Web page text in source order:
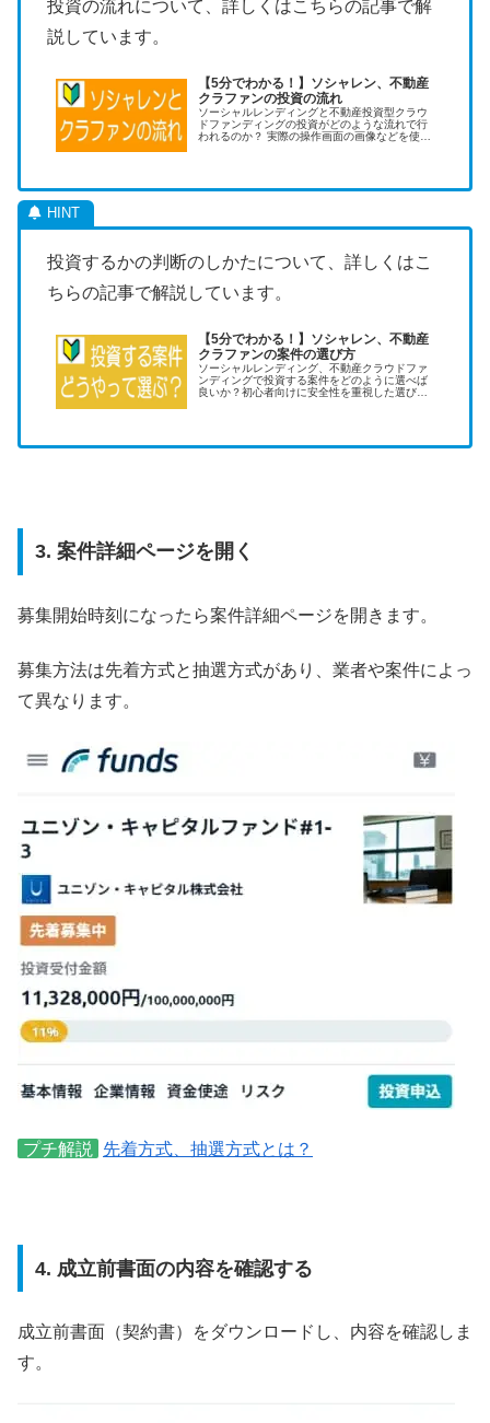
投資の流れについて、詳しくはこちらの記事で解
説しています。
【5分でわかる！】ソシャレン、不動産
クラファンの投資の流れ
ソーシャルレンディングと不動産投資型クラウ
ドファンディングの投資がどのような流れで行
われるのか？ 実際の操作画面の画像などを使
投資するかの判断のしかたについて、詳しくはこ
ちらの記事で解説しています。
【5分でわかる！】ソシャレン、不動産
クラファンの案件の選び方
ソーシャルレンディング、不動産クラウドファ
ンディングで投資する案件をどのように選べば
良いか？初心者向けに安全性を重視した選び方
3. 案件詳細ページを開く
募集開始時刻になったら案件詳細ページを開きます。
募集方法は先着方式と抽選方式があり、業者や案件によっ
て異なります。
プチ解説 先着方式、抽選方式とは？
4. 成立前書面の内容を確認する
成立前書面（契約書）をダウンロードし、内容を確認しま
す。